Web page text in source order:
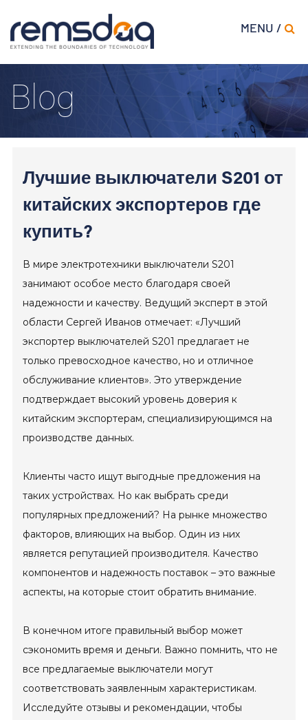
MENU /
Blog
Лучшие выключатели S201 от
китайских экспортеров где
купить?
В мире электротехники выключатели S201
занимают особое место благодаря своей
надежности и качеству. Ведущий эксперт в этой
области Сергей Иванов отмечает: «Лучший
экспортер выключателей S201 предлагает не
только превосходное качество, но и отличное
обслуживание клиентов». Это утверждение
подтверждает высокий уровень доверия к
китайским экспортерам, специализирующимся на
производстве данных.
Клиенты часто ищут выгодные предложения на
таких устройствах. Но как выбрать среди
популярных предложений? На рынке множество
факторов, влияющих на выбор. Один из них
является репутацией производителя. Качество
компонентов и надежность поставок – это важные
аспекты, на которые стоит обратить внимание.
В конечном итоге правильный выбор может
сэкономить время и деньги. Важно помнить, что не
все предлагаемые выключатели могут
соответствовать заявленным характеристикам.
Исследуйте отзывы и рекомендации, чтобы